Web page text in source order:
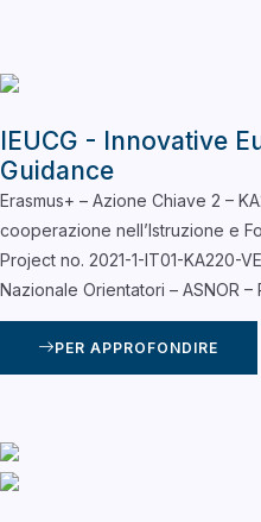
IEUCG - Innovative
Guidance
Erasmus+ – Azione Chiave 2 –
cooperazione nell’Istruzione e
Project no. 2021-1-IT01-KA220-
Nazionale Orientatori – ASNOR
PER APPROFONDIRE